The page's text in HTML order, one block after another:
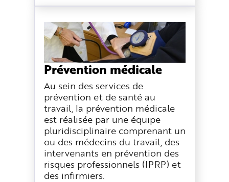
Prévention médicale
Au sein des services de
prévention et de santé au
travail, la prévention médicale
est réalisée par une équipe
pluridisciplinaire comprenant un
ou des médecins du travail, des
intervenants en prévention des
risques professionnels (IPRP) et
des infirmiers.